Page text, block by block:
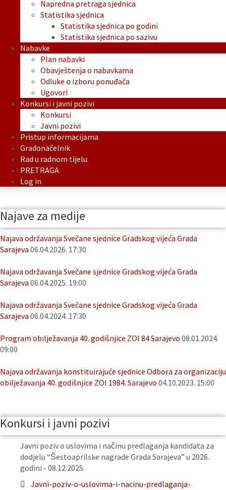
Napredna pretraga sjednica
Statistika sjednica
Statistika sjednica po godini
Statistika sjednica po sazivu
Nabavke
Plan nabavki
Obavještenja o nabavkama
Odluke o izboru ponuđača
Ugovori
Konkursi i javni pozivi
Konkursi
Javni pozivi
Pristup informacijama
Gradonačelnik
Rad u radnom tijelu
PRETRAGA
Log in
Najave za medije
Najava održavanja Svečane sjednice Gradskog vijeća Grada
Sarajeva 06.04.2026. 17:30
Najava održavanja Svečane sjednice Gradskog vijeća Grada
Sarajeva 06.04.2025. 19:00
Najava održavanja Svečane sjednice Gradskog vijeća Grada
Sarajeva 06.04.2024. 17:30
Program obilježavanja 40. godišnjice ZOI 84 Sarajevo 08.01.2024.
09:00
Najava održavanja konstituirajuće sjednice Odbora za organizaciju
obilježavanja 40. godišnjice ZOI 1984. Sarajevo 04.10.2023. 15:00
Konkursi i javni pozivi
Javni poziv o uslovima i načinu predlaganja kandidata za
dodjelu “Šestoaprilske nagrade Grada Sarajeva” u 2026.
godini - 08.12.2025.
Javni-poziv-o-uslovima-i-nacinu-predlaganja-